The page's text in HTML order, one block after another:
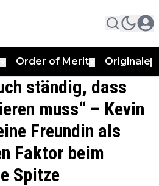
Order of Merit Originale
ständig, dass
muss“ – Kevin
Freundin als
Faktor beim
Spitze